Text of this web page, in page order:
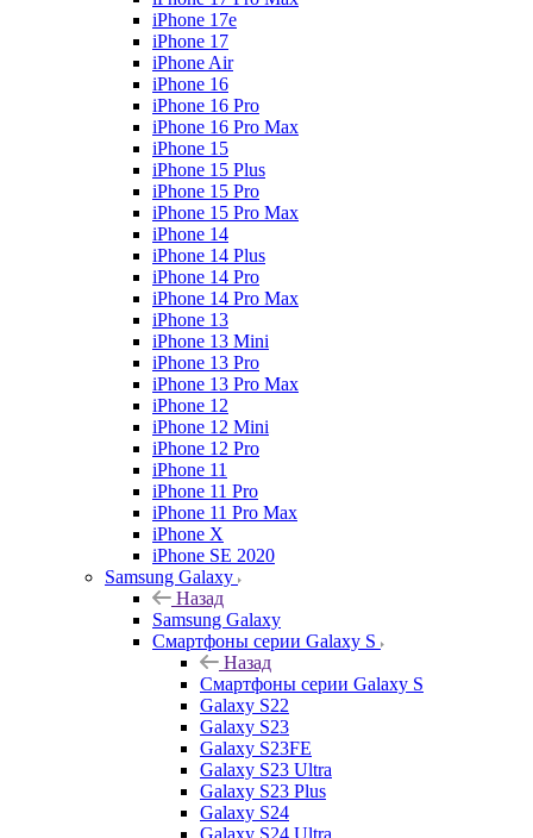
iPhone 17e
iPhone 17
iPhone Air
iPhone 16
iPhone 16 Pro
iPhone 16 Pro Max
iPhone 15
iPhone 15 Plus
iPhone 15 Pro
iPhone 15 Pro Max
iPhone 14
iPhone 14 Plus
iPhone 14 Pro
iPhone 14 Pro Max
iPhone 13
iPhone 13 Mini
iPhone 13 Pro
iPhone 13 Pro Max
iPhone 12
iPhone 12 Mini
iPhone 12 Pro
iPhone 11
iPhone 11 Pro
iPhone 11 Pro Max
iPhone X
iPhone SE 2020
Samsung Galaxy
Назад
Samsung Galaxy
Смартфоны серии Galaxy S
Назад
Смартфоны серии Galaxy S
Galaxy S22
Galaxy S23
Galaxy S23FE
Galaxy S23 Ultra
Galaxy S23 Plus
Galaxy S24
Galaxy S24 Ultra